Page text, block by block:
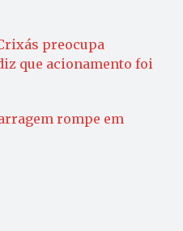
preocupa
que acionamento foi
rompe em